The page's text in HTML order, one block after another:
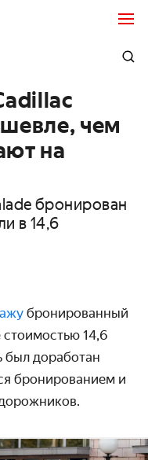
чем
на
бронирован
в 14,6
брониро­ванный
14,6
был доработан
брониро­ванием и